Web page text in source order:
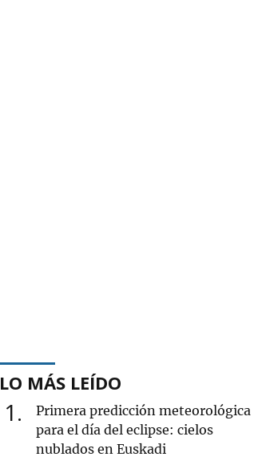
LO MÁS LEÍDO
1
Primera predicción meteorológica
para el día del eclipse: cielos
nublados en Euskadi